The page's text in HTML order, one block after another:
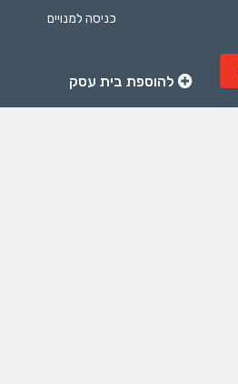
כניסה למנויים
להוספת בית עסק